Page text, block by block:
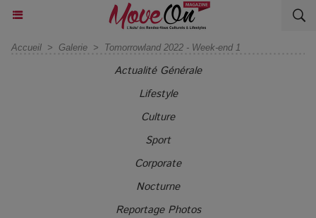
Accueil > Galerie > Tomorrowland 2022 - Week-end 1
Actualité Générale
Lifestyle
Culture
Sport
Corporate
Nocturne
Reportage Photos